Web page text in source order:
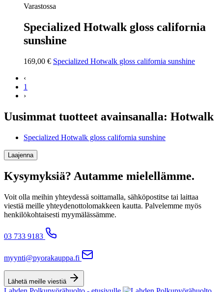
Varastossa
Specialized Hotwalk gloss california
sunshine
169,00 € Specialized Hotwalk gloss california sunshine
‹
1
›
Uusimmat tuotteet avainsanalla: Hotwalk
Specialized Hotwalk gloss california sunshine
Laajenna
Kysymyksiä? Autamme mielellämme.
Voit olla meihin yhteydessä soittamalla, sähköpostitse tai laittaa
viestiä meille yhteydenottolomakkeen kautta. Palvelemme myös
henkilökohtaisesti myymälässämme.
03 733 9183
myynti@pyorakauppa.fi
Lähetä meille viestiä